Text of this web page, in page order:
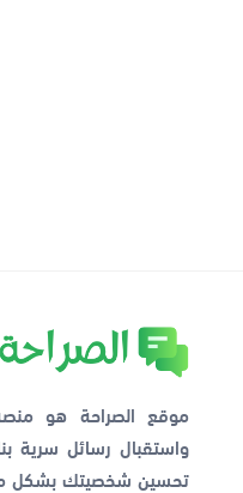
موقع الصراحة هو
واستقبال رسائل سرية
تحسين شخصيتك بشكل